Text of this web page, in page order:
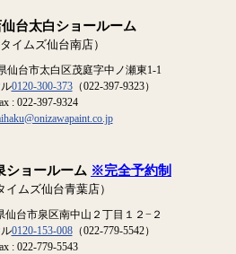
台太白ショールーム
タイムズ仙台南店）
仙台市太白区茂庭字中ノ瀬東1-1
0120-300-373（022-397-9323）
: 022-397-9324
ショールーム ※完全予約制
イムズ仙台青葉店）
台市泉区南中山２丁目１２−２
0120-153-008（022-779-5542）
: 022-779-5543